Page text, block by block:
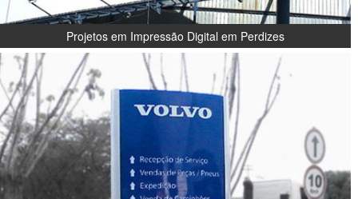
Projetos em Impressão Digital em Perdizes